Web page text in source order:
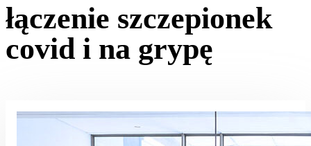
łączenie szczepionek
covid i na grypę